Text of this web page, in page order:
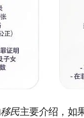
移民主要介绍，如